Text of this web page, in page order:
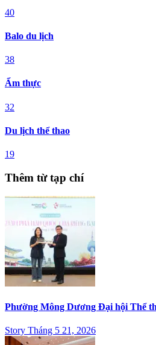
40
Balo du lịch
38
Ẩm thực
32
Du lịch thể thao
19
Thêm từ tạp chí
Phường Mông Dương Đại hội Thể
Story Tháng 5 21, 2026